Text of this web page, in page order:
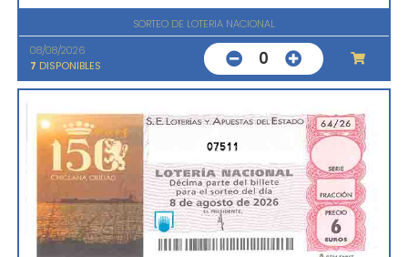
SORTEO DE LOTERIA NACIONAL
08/08/2026
7 DISPONIBLES 0
07511